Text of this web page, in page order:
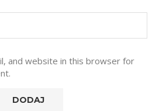
and website in this browser for